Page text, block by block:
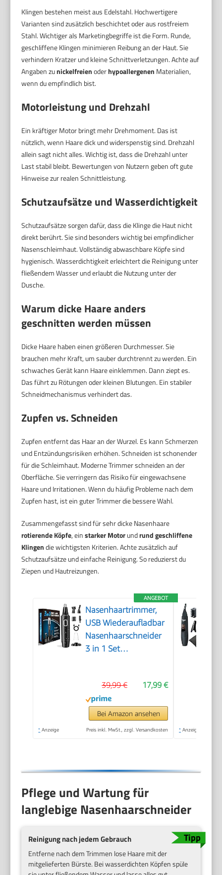
Klingen bestehen meist aus Edelstahl. Hochwertigere
Varianten sind zusätzlich beschichtet oder aus rostfreiem
Stahl. Wichtiger als Marketingbegriffe ist die Form. Runde,
geschliffene Klingen minimieren Reibung an der Haut. Sie
verhindern Kratzer und kleine Schnittverletzungen. Achte auf
Angaben zunickelfreienoderhypoallergenen Materialien,
wenn du empfindlich bist.
Motorleistung und Drehzahl
Ein kräftiger Motor bringt mehr Drehmoment. Das ist
nützlich, wenn Haare dick und widerspenstig sind. Drehzahl
allein sagt nicht alles. Wichtig ist, dass die Drehzahl unter
Last stabil bleibt. Bewertungen von Nutzern geben oft gute
Hinweise zur realen Schnittleistung.
Schutzaufsätze und Wasserdichtigkeit
Schutzaufsätze sorgen dafür, dass die Klinge die Haut nicht
direkt berührt. Sie sind besonders wichtig bei empfindlicher
Nasenschleimhaut. Vollständig abwaschbare Köpfe sind
hygienisch. Wasserdichtigkeit erleichtert die Reinigung unter
fließendem Wasser und erlaubt die Nutzung unter der
Dusche.
Warum dicke Haare anders
geschnitten werden müssen
Dicke Haare haben einen größeren Durchmesser. Sie
brauchen mehr Kraft, um sauber durchtrennt zu werden. Ein
schwaches Gerät kann Haare einklemmen. Dann ziept es.
Das führt zu Rötungen oder kleinen Blutungen. Ein stabiler
Schneidmechanismus verhindert das.
Zupfen vs. Schneiden
Zupfen entfernt das Haar an der Wurzel. Es kann Schmerzen
und Entzündungsrisiken erhöhen. Schneiden ist schonender
für die Schleimhaut. Moderne Trimmer schneiden an der
Oberfläche. Sie verringern das Risiko für eingewachsene
Haare und Irritationen. Wenn du häufig Probleme nach dem
Zupfen hast, ist ein guter Trimmer die bessere Wahl.
Zusammengefasst sind für sehr dicke Nasenhaare
rotierende Köpfe, einstarker Motorundrund geschliffene
Klingendie wichtigsten Kriterien. Achte zusätzlich auf
Schutzaufsätze und einfache Reinigung. So reduzierst du
Ziepen und Hautreizungen.
ANGEBOT
Nasenhaartrimmer,
USB Wiederaufladbar
Nasenhaarschneider
3 in 1 Set
Professioneller
schmerzfreier
Augenbrauen und
esichtshaartrimmer
17,99 €
39,99 €
Bei Amazon ansehen
* Anzeige Preis inkl. MwSt., zzgl. Versandkosten * Anzeige
Pflege und Wartung für
langlebige Nasenhaarschneider
Reinigung nach jedem Gebrauch
Entferne nach dem Trimmen lose Haare mit der
mitgelieferten Bürste. Bei wasserdichten Köpfen spüle